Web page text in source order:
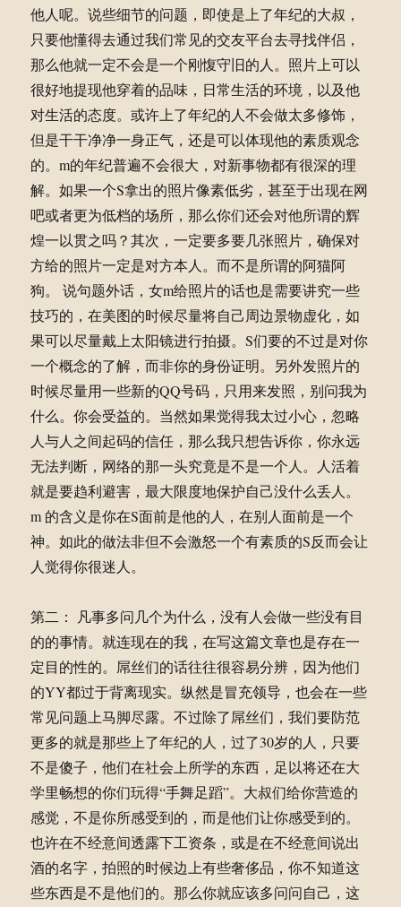
他人呢。说些细节的问题，即使是上了年纪的大叔，
只要他懂得去通过我们常见的交友平台去寻找伴侣，
那么他就一定不会是一个刚愎守旧的人。照片上可以
很好地提现他穿着的品味，日常生活的环境，以及他
对生活的态度。或许上了年纪的人不会做太多修饰，
但是干干净净一身正气，还是可以体现他的素质观念
的。m的年纪普遍不会很大，对新事物都有很深的理
解。如果一个S拿出的照片像素低劣，甚至于出现在网
吧或者更为低档的场所，那么你们还会对他所谓的辉
煌一以贯之吗？其次，一定要多要几张照片，确保对
方给的照片一定是对方本人。而不是所谓的阿猫阿
狗。 说句题外话，女m给照片的话也是需要讲究一些
技巧的，在美图的时候尽量将自己周边景物虚化，如
果可以尽量戴上太阳镜进行拍摄。S们要的不过是对你
一个概念的了解，而非你的身份证明。另外发照片的
时候尽量用一些新的QQ号码，只用来发照，别问我为
什么。你会受益的。当然如果觉得我太过小心，忽略
人与人之间起码的信任，那么我只想告诉你，你永远
无法判断，网络的那一头究竟是不是一个人。人活着
就是要趋利避害，最大限度地保护自己没什么丢人。
m 的含义是你在S面前是他的人，在别人面前是一个
神。如此的做法非但不会激怒一个有素质的S反而会让
人觉得你很迷人。
第二： 凡事多问几个为什么，没有人会做一些没有目
的的事情。就连现在的我，在写这篇文章也是存在一
定目的性的。屌丝们的话往往很容易分辨，因为他们
的YY都过于背离现实。纵然是冒充领导，也会在一些
常见问题上马脚尽露。不过除了屌丝们，我们要防范
更多的就是那些上了年纪的人，过了30岁的人，只要
不是傻子，他们在社会上所学的东西，足以将还在大
学里畅想的你们玩得“手舞足蹈”。大叔们给你营造的
感觉，不是你所感受到的，而是他们让你感受到的。
也许在不经意间透露下工资条，或是在不经意间说出
酒的名字，拍照的时候边上有些奢侈品，你不知道这
些东西是不是他们的。那么你就应该多问问自己，这